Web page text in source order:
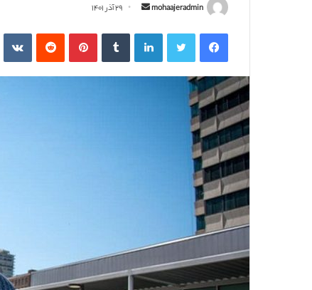
mohaajeradmin
ا
ل
۲۹ آذر ۱۴۰۱
فیسبوک لینکداین پینتریست